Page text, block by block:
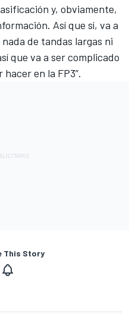
y, obviamente,
Así que sí, va a
de tandas largas ni
que va a ser complicado
en la FP3”.
This Story